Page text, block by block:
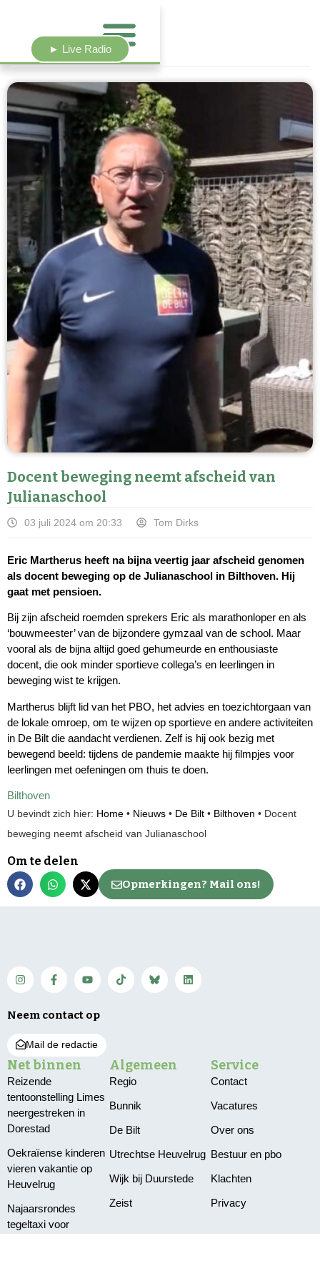
► Live Radio
Docent beweging neemt afscheid van
Julianaschool
03 juli 2024 om 20:33 Tom Dirks
Eric Martherus heeft na bijna veertig jaar afscheid genomen
als docent beweging op de Julianaschool in Bilthoven. Hij
gaat met pensioen.
Bij zijn afscheid roemden sprekers Eric als marathonloper en als
‘bouwmeester’ van de bijzondere gymzaal van de school. Maar
vooral als de bijna altijd goed gehumeurde en enthousiaste
docent, die ook minder sportieve collega’s en leerlingen in
beweging wist te krijgen.
Martherus blijft lid van het PBO, het advies en toezichtorgaan van
de lokale omroep, om te wijzen op sportieve en andere activiteiten
in De Bilt die aandacht verdienen. Zelf is hij ook bezig met
bewegend beeld: tijdens de pandemie maakte hij filmpjes voor
leerlingen met oefeningen om thuis te doen.
Bilthoven
U bevindt zich hier: Home • Nieuws • De Bilt • Bilthoven • Docent
beweging neemt afscheid van Julianaschool
Om te delen
Opmerkingen? Mail ons!
Neem contact op
Mail de redactie
Net binnen
Reizende
tentoonstelling Limes
neergestreken in
Dorestad
Oekraïense kinderen
vieren vakantie op
Heuvelrug
Najaarsrondes
tegeltaxi voor
Algemeen
Regio
Bunnik
De Bilt
Utrechtse Heuvelrug
Wijk bij Duurstede
Zeist
Service
Contact
Vacatures
Over ons
Bestuur en pbo
Klachten
Privacy